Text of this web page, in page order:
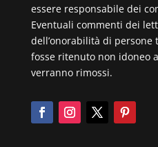
essere responsabile dei
Eventuali commenti dei
dell’onorabilità di
fosse ritenuto non idoneo
verranno rimossi.